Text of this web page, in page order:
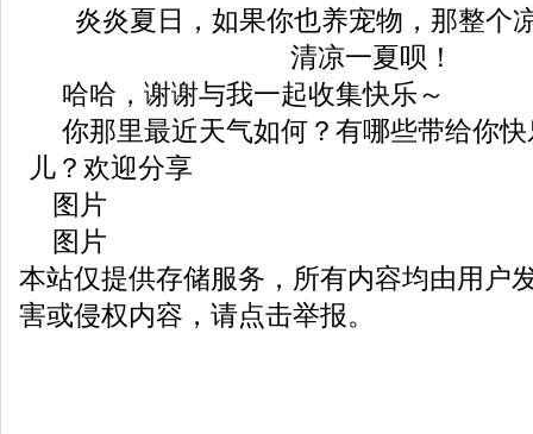
炎炎夏日，如果你也养宠物，那整个
清凉一夏呗！
哈哈，谢谢与我一起收集快乐～
你那里最近天气如何？有哪些带给你
儿？欢迎分享
图片
图片
本站仅提供存储服务，所有内容均由用户
害或侵权内容，请点击举报。